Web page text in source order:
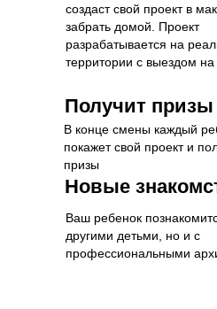
создаст свой проект в
забрать домой. Проект
разрабатывается на
территории с выездом
Получит призы
В конце смены каждый
покажет свой проект и
призы
Новые
Ваш ребенок
другими детьми, но и с
профессиональными